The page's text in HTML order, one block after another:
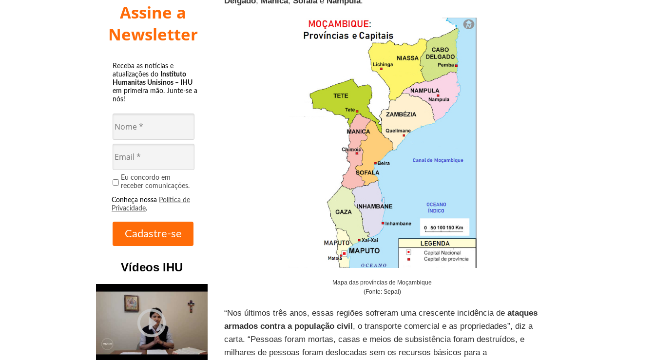
Assine a
Newsletter
Receba as notícias e
atualizações do Instituto
Humanitas Unisinos – IHU
em primeira mão. Junte-se a
nós!
Eu concordo em
receber comunicações.
Conheça nossa Política de
Privacidade.
Vídeos IHU
play_circle_outline
Mapa das províncias de Moçambique
(Fonte: Sepal)
“Nos últimos três anos, essas regiões sofreram uma crescente incidência de ataques
armados contra a população civil, o transporte comercial e as propriedades”, diz a
carta. “Pessoas foram mortas, casas e meios de subsistência foram destruídos, e
milhares de pessoas foram deslocadas sem os recursos básicos para a